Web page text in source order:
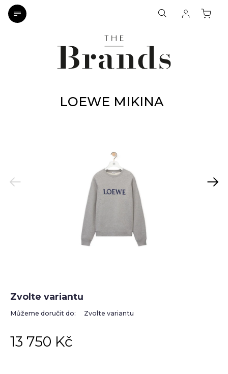
LOEWE MIKINA
Previous Next
13 750 Kč
Zvolte variantu
Můžeme doručit do: Zvolte variantu